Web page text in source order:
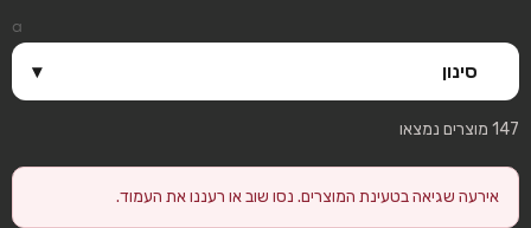
a
סינון ▾
147 מוצרים נמצאו
אירעה שגיאה בטעינת המוצרים. נסו שוב או רעננו את העמוד.